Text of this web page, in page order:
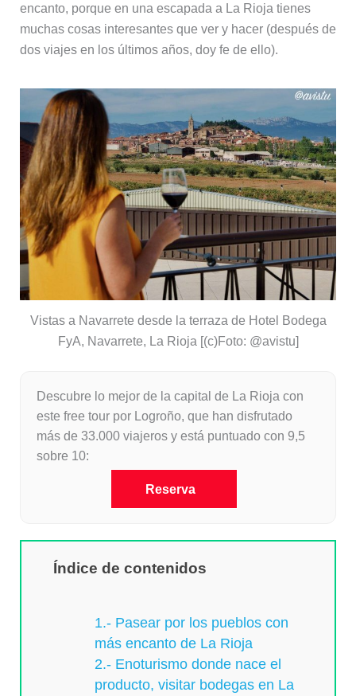
encanto, porque en una escapada a La Rioja tienes
muchas cosas interesantes que ver y hacer (después de
dos viajes en los últimos años, doy fe de ello).
Vistas a Navarrete desde la terraza de Hotel Bodega
FyA, Navarrete, La Rioja [(c)Foto: @avistu]
Descubre lo mejor de la capital de La Rioja con
este free tour por Logroño, que han disfrutado
más de 33.000 viajeros y está puntuado con 9,5
sobre 10:
Reserva
Índice de contenidos
1.- Pasear por los pueblos con
más encanto de La Rioja
2.- Enoturismo donde nace el
producto, visitar bodegas en La